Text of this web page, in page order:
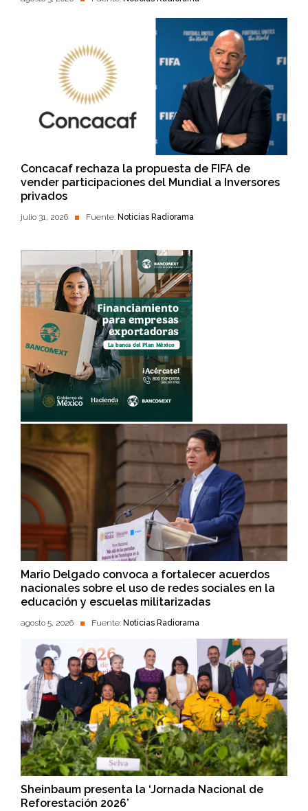
Concacaf rechaza la propuesta de FIFA de
vender participaciones del Mundial a Inversores
privados
julio 31, 2026 Fuente: Noticias Radiorama
Mario Delgado convoca a fortalecer acuerdos
nacionales sobre el uso de redes sociales en la
educación y escuelas militarizadas
agosto 5, 2026 Fuente: Noticias Radiorama
Sheinbaum presenta la ‘Jornada Nacional de
Reforestación 2026’